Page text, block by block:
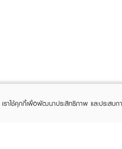
เราใช้คุกกี้เพื่อพัฒนาประสิทธิภาพ และประส